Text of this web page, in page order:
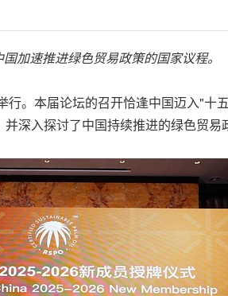
加速推进绿色贸易政策的国家议程。
。本届论坛的召开恰逢中国迈入"十
深入探讨了中国持续推进的绿色贸易